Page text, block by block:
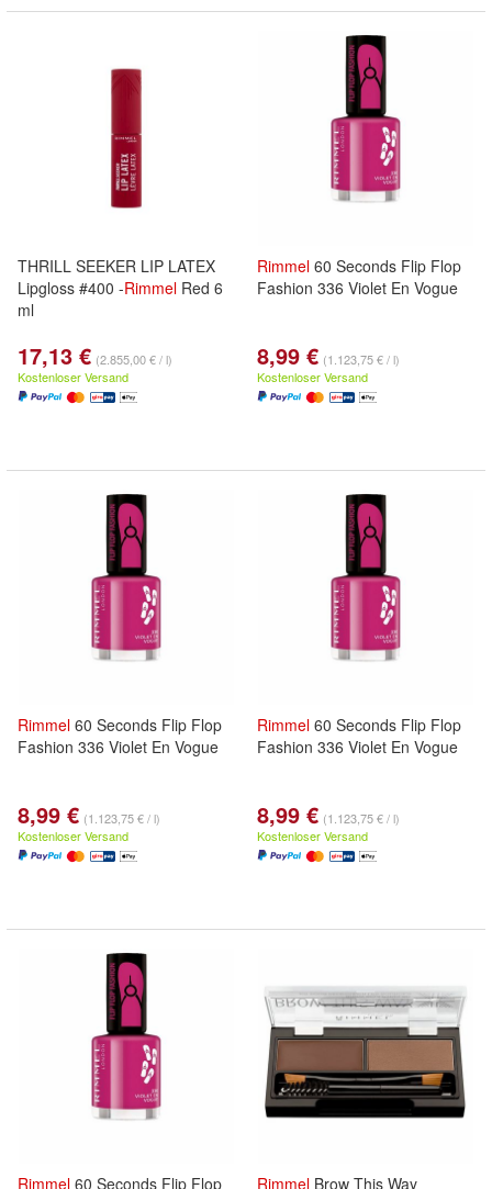
THRILL SEEKER LIP LATEX
Lipgloss #400 -Rimmel Red 6
ml
17,13 € (2.855,00 € / l)
Kostenloser Versand
Rimmel 60 Seconds Flip Flop
Fashion 336 Violet En Vogue
8,99 € (1.123,75 € / l)
Kostenloser Versand
Rimmel 60 Seconds Flip Flop
Fashion 336 Violet En Vogue
8,99 € (1.123,75 € / l)
Kostenloser Versand
Rimmel 60 Seconds Flip Flop
Fashion 336 Violet En Vogue
8,99 € (1.123,75 € / l)
Kostenloser Versand
Rimmel 60 Seconds Flip Flop Rimmel Brow This Way